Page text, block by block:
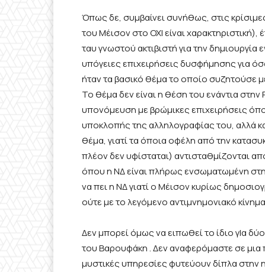
Όπως δε, συμβαίνει συνήθως, στις
του Μέισον στο ΟΧΙ είναι
ταυ γνωστού ακτιβιστή για την
υπόγειες επιχειρήσεις δυσφήμησης για
ήταν τα βασικό θέμα το οποίο συζητούσε
Το θέμα δεν είναι η θέση του ενάντια
υπονόμευση με βρώμικες επιχειρήσεις
υποκλοπής της αλληλογραφίας του, αλλά
θέμα, γιατί τα όποια οφέλη από την
πλέον δεν υφίσταται) αντισταθμίζονται
όπου η ΝΔ είναι πλήρως ενσωματωμένη
να πει η ΝΔ γιατί ο Μέισον κυρίως
ούτε με το λεγόμενο αντιμνημονιακό
Δεν μπορεί όμως να ειπωθεί το ίδιο γΙα
του Βαρουφάκη . Δεν αναφερόμαστε σε
μυστικές υπηρεσίες φυτεύουν δίπλα στην